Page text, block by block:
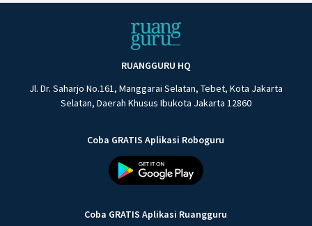
RUANGGURU HQ
Jl. Dr. Saharjo No.161, Manggarai Selatan, Tebet, Kota Jakarta
Selatan, Daerah Khusus Ibukota Jakarta 12860
Coba GRATIS Aplikasi Roboguru
Coba GRATIS Aplikasi Ruangguru